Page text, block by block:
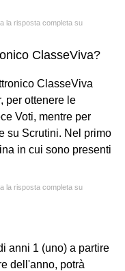
la risposta completa su
ClasseViva?
ClasseViva
per ottenere le
Voti, mentre per
su Scrutini. Nel primo
in cui sono presenti
la risposta completa su
anni 1 (uno) a partire
dell'anno, potrà